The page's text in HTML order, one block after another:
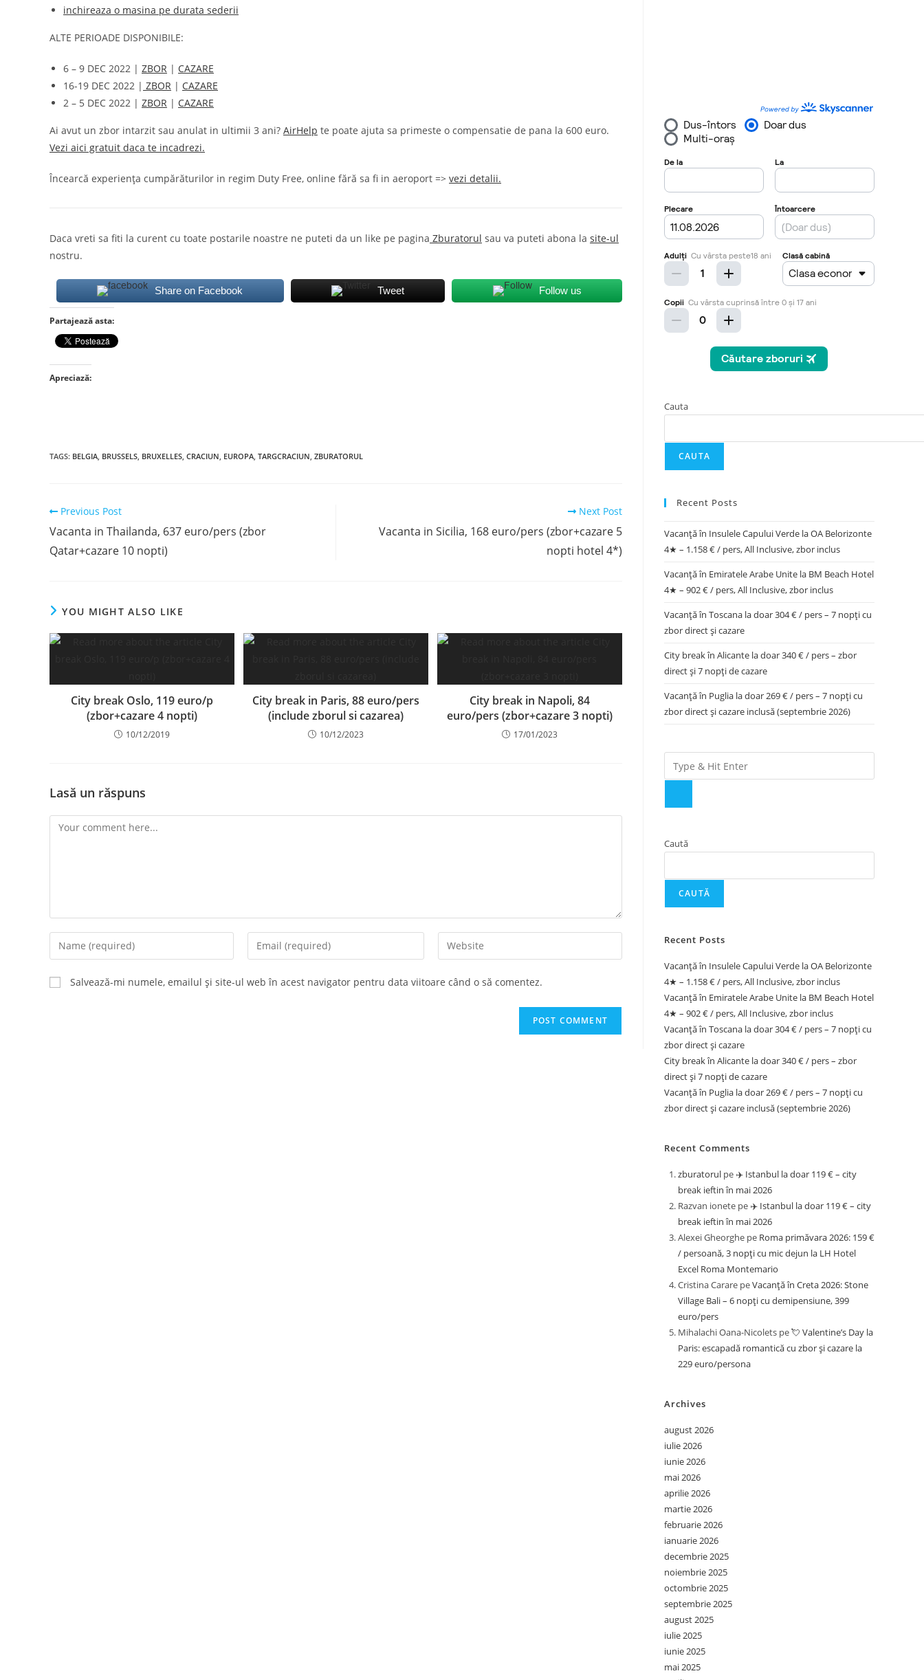
inchireaza o masina pe durata sederii
ALTE PERIOADE DISPONIBILE:
6 – 9 DEC 2022 | ZBOR | CAZARE
16-19 DEC 2022 | ZBOR | CAZARE
2 – 5 DEC 2022 | ZBOR | CAZARE
Ai avut un zbor intarzit sau anulat in ultimii 3 ani? AirHelp te poate ajuta sa primeste o compensatie de pana la 600 euro.
Vezi aici gratuit daca te incadrezi.
Încearcă experiența cumpărăturilor in regim Duty Free, online fără sa fi in aeroport => vezi detalii.
Daca vreti sa fiti la curent cu toate postarile noastre ne puteti da un like pe pagina Zburatorul sau va puteti abona la site-ul
nostru.
Share on Facebook Tweet Follow us
Partajează asta:
Apreciază:
TAGS: BELGIA BRUSSELS BRUXELLES CRACIUN EUROPA TARGCRACIUN ZBURATORUL
Read
articles
Previous Post
Vacanta in Thailanda, 637 euro/pers (zbor
Qatar+cazare 10 nopti)
Next Post
Vacanta in Sicilia, 168 euro/pers (zbor+cazare 5
nopti hotel 4*)
YOU MIGHT ALSO LIKE
City break Oslo, 119 euro/p
(zbor+cazare 4 nopti)
10/12/2019
City break in Paris, 88 euro/pers
(include zborul si cazarea)
10/12/2023
City break in Napoli, 84
euro/pers (zbor+cazare 3 nopti)
17/01/2023
Lasă un răspuns
Comment
Enter
your
name
or
Enter
your
Enter
your
Salvează-mi numele, emailul și site-ul web în acest navigator pentru data viitoare când o să comentez.
Cauta
CAUTA
Recent Posts
Vacanță în Insulele Capului Verde la OA Belorizonte
4★ – 1.158 € / pers, All Inclusive, zbor inclus
Vacanță în Emiratele Arabe Unite la BM Beach Hotel
4★ – 902 € / pers, All Inclusive, zbor inclus
Vacanță în Toscana la doar 304 € / pers – 7 nopți cu
zbor direct și cazare
City break în Alicante la doar 340 € / pers – zbor
direct și 7 nopți de cazare
Vacanță în Puglia la doar 269 € / pers – 7 nopți cu
zbor direct și cazare inclusă (septembrie 2026)
Caută
CAUTĂ
Recent Posts
Vacanță în Insulele Capului Verde la OA Belorizonte
4★ – 1.158 € / pers, All Inclusive, zbor inclus
Vacanță în Emiratele Arabe Unite la BM Beach Hotel
4★ – 902 € / pers, All Inclusive, zbor inclus
Vacanță în Toscana la doar 304 € / pers – 7 nopți cu
zbor direct și cazare
City break în Alicante la doar 340 € / pers – zbor
direct și 7 nopți de cazare
Vacanță în Puglia la doar 269 € / pers – 7 nopți cu
zbor direct și cazare inclusă (septembrie 2026)
Recent Comments
zburatorul pe ✈️ Istanbul la doar 119 € – city
break ieftin în mai 2026
Razvan ionete pe ✈️ Istanbul la doar 119 € – city
break ieftin în mai 2026
Alexei Gheorghe pe Roma primăvara 2026: 159 €
/ persoană, 3 nopți cu mic dejun la LH Hotel
Excel Roma Montemario
Cristina Carare peVacanță în Creta 2026: Stone
Village Bali – 6 nopți cu demipensiune, 399
euro/pers
Mihalachi Oana-Nicolets pe💘 Valentine’s Day la
Paris: escapadă romantică cu zbor și cazare la
229 euro/persona
Archives
august 2026
iulie 2026
iunie 2026
mai 2026
aprilie 2026
martie 2026
februarie 2026
ianuarie 2026
decembrie 2025
noiembrie 2025
octombrie 2025
septembrie 2025
august 2025
iulie 2025
iunie 2025
mai 2025